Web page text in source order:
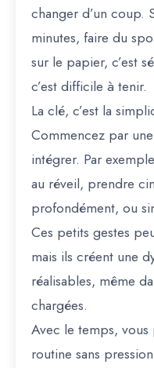
changer d’un coup.
minutes, faire du
sur le papier, c’est
c’est difficile à tenir.
La clé, c’est la
Commencez par
intégrer. Par
au réveil, prendre
profondément, ou
Ces petits gestes
mais ils créent une
réalisables, même
chargées.
Avec le temps,
routine sans